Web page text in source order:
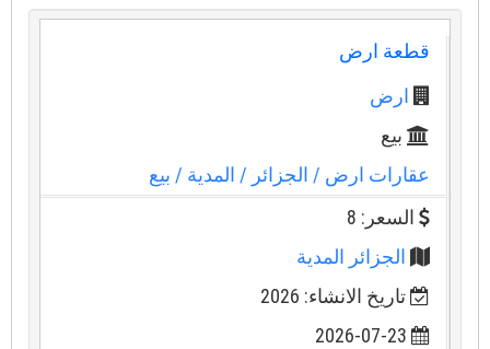
قطعة ارض
ارض
بيع
عقارات ارض / الجزائر / المدية/ بيع
السعر: 8
الجزائر المدية
تاريخ الانشاء: 2026
2026-07-23